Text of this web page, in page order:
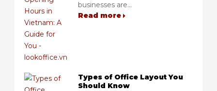
businesses are...
Read more
Types of Office Layout You
Should Know